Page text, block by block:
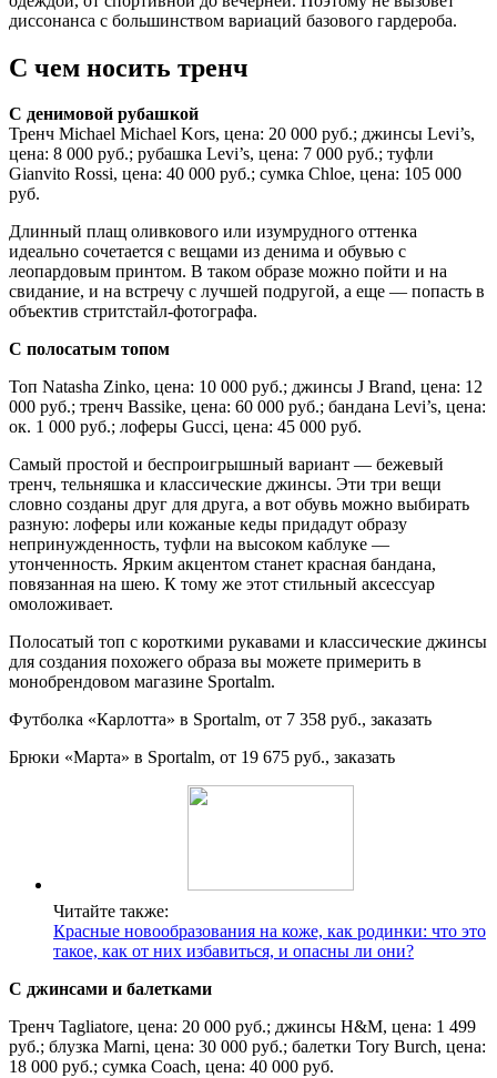
диссонанса с большинством вариаций базового гардероба.
С чем носить тренч
С денимовой рубашкой
Тренч Michael Michael Kors, цена: 20 000 руб.; джинсы Levi’s,
цена: 8 000 руб.; рубашка Levi’s, цена: 7 000 руб.; туфли
Gianvito Rossi, цена: 40 000 руб.; сумка Chloe, цена: 105 000
руб.
Длинный плащ оливкового или изумрудного оттенка
идеально сочетается с вещами из денима и обувью с
леопардовым принтом. В таком образе можно пойти и на
свидание, и на встречу с лучшей подругой, а еще — попасть в
объектив стритстайл-фотографа.
С полосатым топом
Топ Natasha Zinko, цена: 10 000 руб.; джинсы J Brand, цена: 12
000 руб.; тренч Bassike, цена: 60 000 руб.; бандана Levi’s, цена:
ок. 1 000 руб.; лоферы Gucci, цена: 45 000 руб.
Самый простой и беспроигрышный вариант — бежевый
тренч, тельняшка и классические джинсы. Эти три вещи
словно созданы друг для друга, а вот обувь можно выбирать
разную: лоферы или кожаные кеды придадут образу
непринужденность, туфли на высоком каблуке —
утонченность. Ярким акцентом станет красная бандана,
повязанная на шею. К тому же этот стильный аксессуар
омоложивает.
Полосатый топ с короткими рукавами и классические джинсы
для создания похожего образа вы можете примерить в
монобрендовом магазине Sportalm.
Футболка «Карлотта» в Sportalm, от 7 358 руб., заказать​
Брюки «Марта» в Sportalm, от 19 675 руб., заказать​
Читайте также:
Красные новообразования на коже, как родинки: что это
такое, как от них избавиться, и опасны ли они?
C джинсами и балетками
Тренч Tagliatore, цена: 20 000 руб.; джинсы H&M, цена: 1 499
руб.; блузка Marni, цена: 30 000 руб.; балетки Tory Burch, цена:
18 000 руб.; сумка Coach, цена: 40 000 руб.